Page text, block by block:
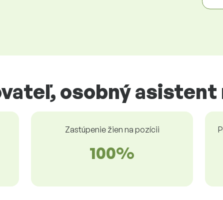
osobný asistent
Zastúpenie žien na pozícii
100%